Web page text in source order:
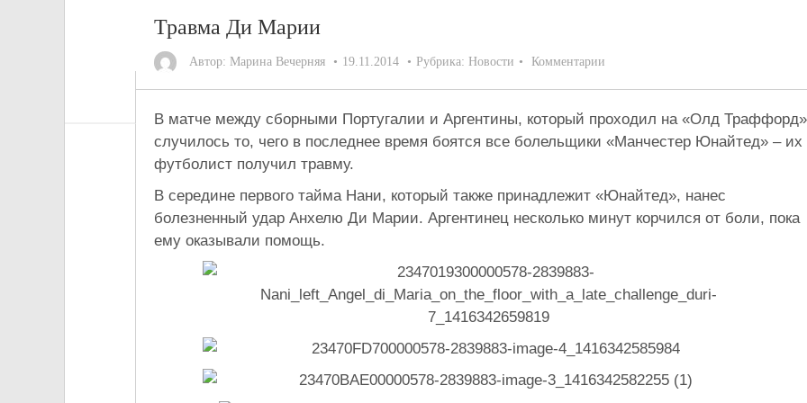
Травма Ди Марии
Автор: Марина Вечерняя 19.11.2014 Рубрика: Новости Комментарии
В матче между сборными Португалии и Аргентины, который проходил на «Олд
случилось то, чего в последнее время боятся все болельщики «Манчестер Юнайтед» – их
футболист получил травму.
В середине первого тайма Нани, который также принадлежит «Юнайтед», нанес
болезненный удар Анхелю Ди Марии. Аргентинец несколько минут корчился от боли, пока
ему оказывали помощь.